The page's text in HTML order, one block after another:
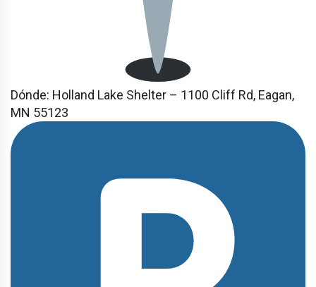
Dónde: Holland Lake Shelter – 1100 Cliff Rd, Eagan,
MN 55123